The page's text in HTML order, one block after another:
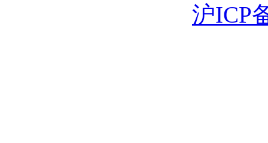
沪ICP